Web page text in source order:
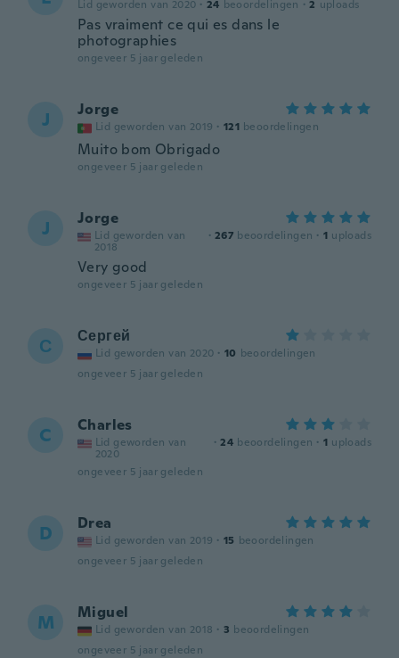
Lid geworden van 2020 · 24 beoordelingen · 2 uploads
Pas vraiment ce qui es dans le
photographies
ongeveer 5 jaar geleden
J Jorge
Lid geworden van 2019 · 121 beoordelingen
Muito bom Obrigado
ongeveer 5 jaar geleden
J Jorge
Lid geworden van
2018
· 267 beoordelingen · 1 uploads
Very good
ongeveer 5 jaar geleden
С Сергей
Lid geworden van 2020 · 10 beoordelingen
ongeveer 5 jaar geleden
C Charles
Lid geworden van
2020
· 24 beoordelingen · 1 uploads
ongeveer 5 jaar geleden
D Drea
Lid geworden van 2019 · 15 beoordelingen
ongeveer 5 jaar geleden
M Miguel
Lid geworden van 2018 · 3 beoordelingen
ongeveer 5 jaar geleden